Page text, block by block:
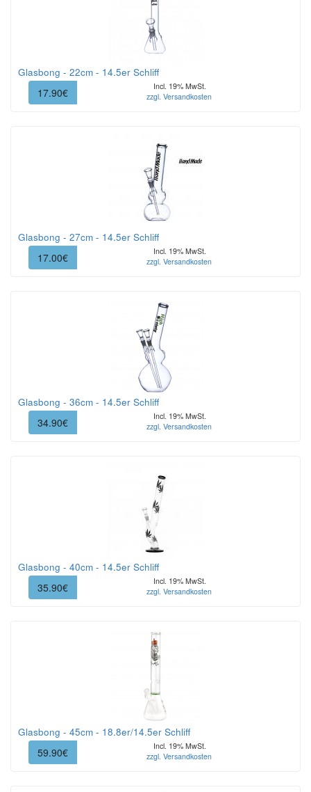
Glasbong - 22cm - 14.5er Schliff
17.90€
Incl. 19% MwSt.
zzgl. Versandkosten
Glasbong - 27cm - 14.5er Schliff
17.00€
Incl. 19% MwSt.
zzgl. Versandkosten
Glasbong - 36cm - 14.5er Schliff
34.90€
Incl. 19% MwSt.
zzgl. Versandkosten
Glasbong - 40cm - 14.5er Schliff
35.90€
Incl. 19% MwSt.
zzgl. Versandkosten
Glasbong - 45cm - 18.8er/14.5er Schliff
59.90€
Incl. 19% MwSt.
zzgl. Versandkosten